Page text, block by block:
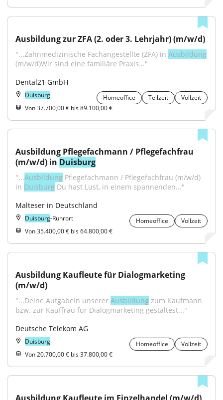
Ausbildung zur ZFA (2. oder 3. Lehrjahr) (m/w/d)
"...Zahnmedizinische Fachangestellte (ZFA) in Ausbildung
(m/w/d)Wir sind eine familiäre Praxis..."
Dental21 GmbH
Duisburg Homeoffice Teilzeit
Vollzeit
Von 37.700,00 € bis 89.100,00 €
Ausbildung Pflegefachmann / Pflegefachfrau
(m/w/d) in Duisburg
"...Ausbildung Pflegefachmann / Pflegefachfrau (m/w/d)
in Duisburg Du hast Lust, in einem spannenden..."
Malteser in Deutschland
Duisburg-Ruhrort Homeoffice
Vollzeit
Von 35.400,00 € bis 64.800,00 €
Ausbildung Kaufleute für Dialogmarketing
(m/w/d)
"...Deine AufgabeIn unserer Ausbildung zum Kaufmann
bzw. zur Kauffrau für Dialogmarketing gestaltest..."
Deutsche Telekom AG
Duisburg Homeoffice
Vollzeit
Von 20.700,00 € bis 37.800,00 €